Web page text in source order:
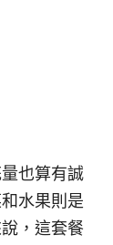
也算有誠
水果則是
，這套餐